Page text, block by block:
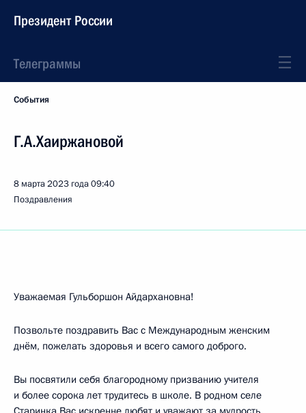
Президент России
Телеграммы
События
Г.А.Хаиржановой
8 марта 2023 года09:40
Поздравления
Уважаемая Гульборшон Айдархановна!
Позвольте поздравить Вас с Международным женским
днём, пожелать здоровья и всего самого доброго.
Вы посвятили себя благородному призванию учителя
и более сорока лет трудитесь в школе. В родном селе